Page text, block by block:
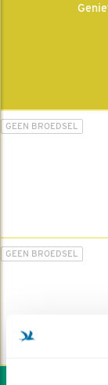
GEEN BROEDSEL
GEEN BROEDSEL